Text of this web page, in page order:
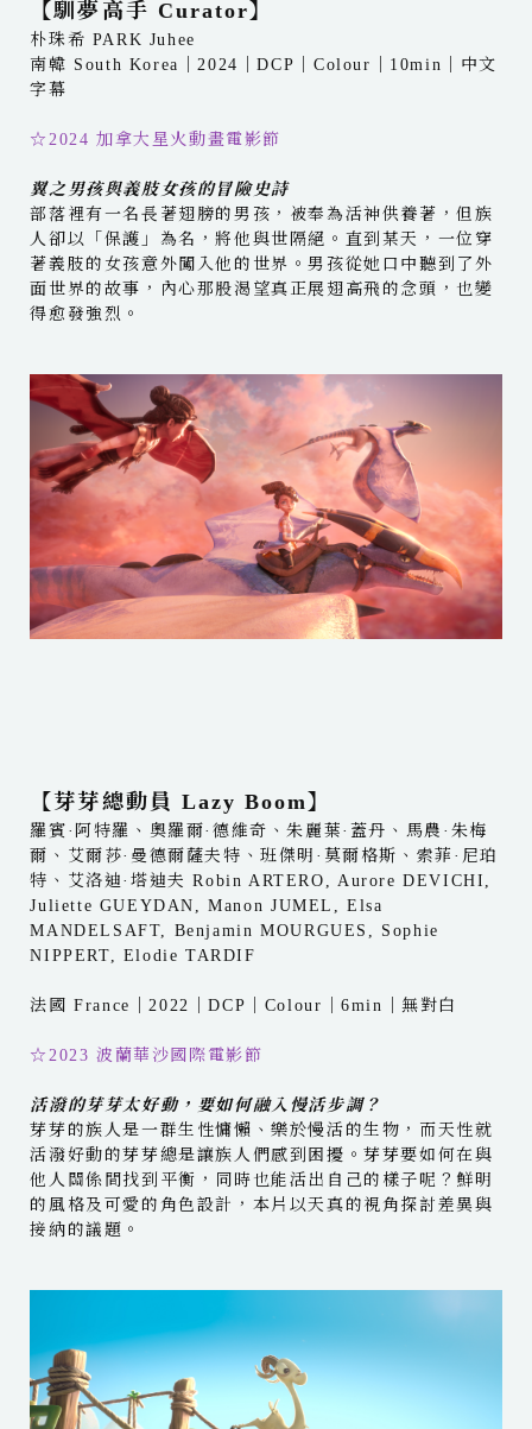
【馴夢高手 Curator】
朴珠希 PARK Juhee
南韓 South Korea｜2024｜DCP｜Colour｜10min｜中文
字幕
☆2024 加拿大星火動畫電影節
翼之男孩與義肢女孩的冒險史詩
部落裡有一名長著翅膀的男孩，被奉為活神供養著，但族
人卻以「保護」為名，將他與世隔絕。直到某天，一位穿
著義肢的女孩意外闖入他的世界。男孩從她口中聽到了外
面世界的故事，內心那股渴望真正展翅高飛的念頭，也變
得愈發強烈。
【芽芽總動員 Lazy Boom】
羅賓·阿特羅、奧羅爾·德維奇、朱麗葉·蓋丹、馬農·朱梅
爾、艾爾莎·曼德爾薩夫特、班傑明·莫爾格斯、索菲·尼珀
特、艾洛迪·塔迪夫 Robin ARTERO, Aurore DEVICHI,
Juliette GUEYDAN, Manon JUMEL, Elsa
MANDELSAFT, Benjamin MOURGUES, Sophie
NIPPERT, Elodie TARDIF
法國 France｜2022｜DCP｜Colour｜6min｜無對白
☆2023 波蘭華沙國際電影節
活潑的芽芽太好動，要如何融入慢活步調？
芽芽的族人是一群生性慵懶、樂於慢活的生物，而天性就
活潑好動的芽芽總是讓族人們感到困擾。芽芽要如何在與
他人關係間找到平衡，同時也能活出自己的樣子呢？鮮明
的風格及可愛的角色設計，本片以天真的視角探討差異與
接納的議題。